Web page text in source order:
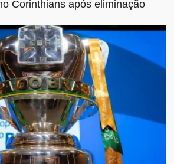
Corinthians após eliminação